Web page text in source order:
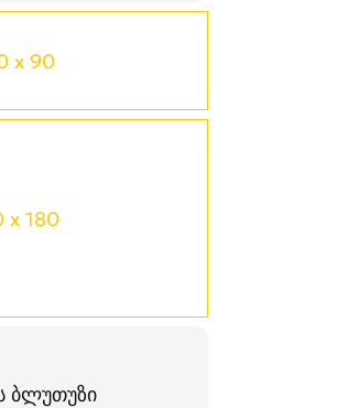
x 90
x 180
ბლუთუზი